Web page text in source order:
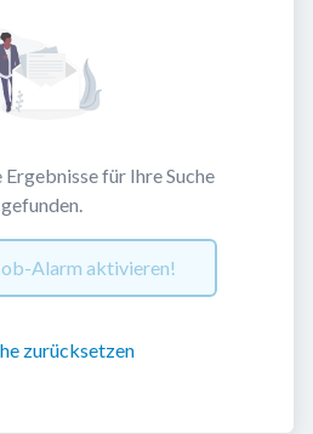
Ergebnisse für Ihre Suche
gefunden.
Alarm aktivieren!
zurücksetzen